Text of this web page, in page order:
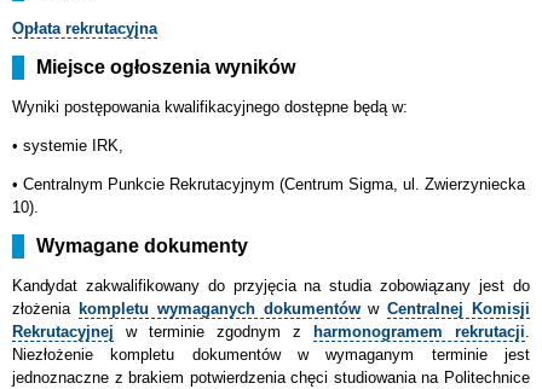
Opłata rekrutacyjna
Miejsce ogłoszenia wyników
Wyniki postępowania kwalifikacyjnego dostępne będą w:
• systemie IRK,
• Centralnym Punkcie Rekrutacyjnym (Centrum Sigma, ul. Zwierzyniecka
10).
Wymagane dokumenty
Kandydatzakwalifikowany do przyjęcia na studia zobowiązany jest do
złożenia kompletu wymaganych dokumentówwCentralnej Komisji
Rekrutacyjnej w terminie zgodnym z harmonogramem rekrutacji
Niezłożenie kompletu dokumentów w wymaganym terminie jest
jednoznaczne z brakiem potwierdzenia chęci studiowania na Politechnice